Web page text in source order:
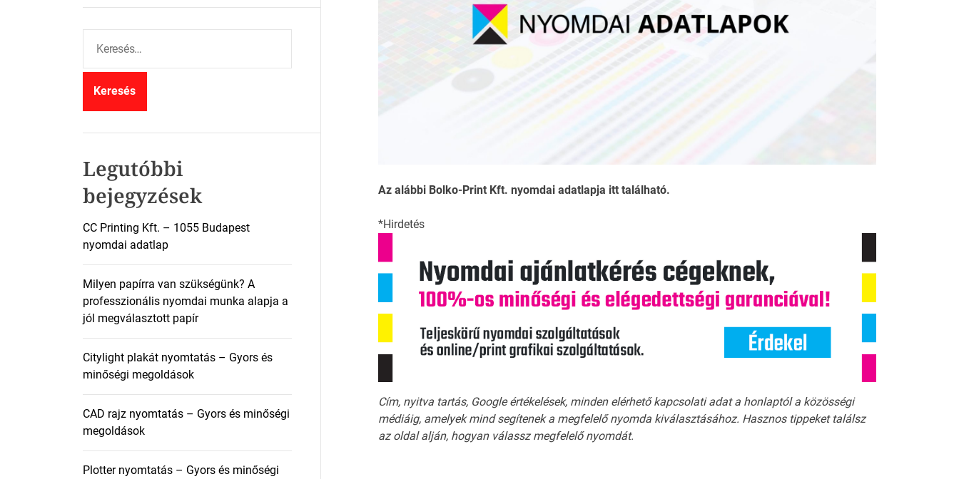
Az alábbi Bolko-Print Kft. nyomdai adatlapja itt található.
*Hirdetés
Cím, nyitva tartás, Google értékelések, minden elérhető kapcsolati adat a honlaptól a közösségi
médiáig, amelyek mind segítenek a megfelelő nyomda kiválasztásához. Hasznos tippeket találsz
az oldal alján, hogyan válassz megfelelő nyomdát.
r
Legutóbbi
bejegyzések
CC Printing Kft. – 1055 Budapest
nyomdai adatlap
Milyen papírra van szükségünk? A
professzionális nyomdai munka alapja a
jól megválasztott papír
Citylight plakát nyomtatás – Gyors és
minőségi megoldások
CAD rajz nyomtatás – Gyors és minőségi
megoldások
Plotter nyomtatás – Gyors és minőségi